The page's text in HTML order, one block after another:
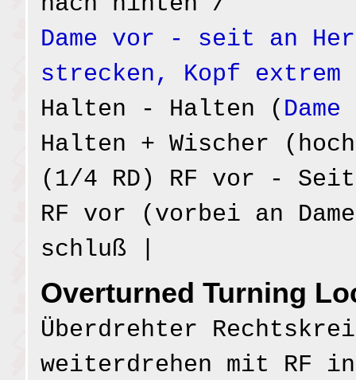
Dame vor - seit an
strecken, Kopf
Halten - Halten (
Halten + Wischer
(1/4 RD) RF vor -
RF vor (vorbei an
schluß |
Overturned Turning
Überdrehter
weiterdrehen mit RF